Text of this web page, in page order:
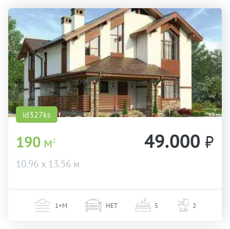
id327ks
190 м2
10.96 х 13.56 м
49.000 ₽
1+М НЕТ 5 2